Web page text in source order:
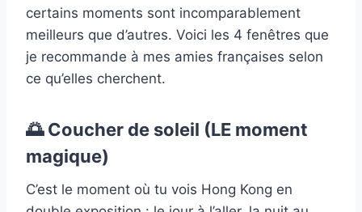
certains moments sont incomparablement
meilleurs que d’autres. Voici les 4 fenêtres que
je recommande à mes amies françaises selon
ce qu’elles cherchent.
🌅 Coucher de soleil (LE moment
magique)
C’est le moment où tu vois Hong Kong en